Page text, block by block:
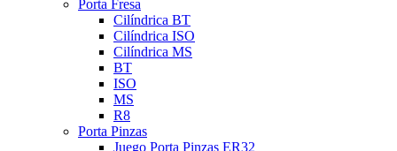
Porta Fresa
Cilíndrica BT
Cilíndrica ISO
Cilíndrica MS
BT
ISO
MS
R8
Porta Pinzas
Juego Porta Pinzas ER32